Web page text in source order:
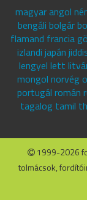
magyar angol
bengáli bolgár
flamand francia
izlandi japán
lengyel lett
mongol norvég
portugál román
tagalog tamil
1999-2026
tolmácsok,